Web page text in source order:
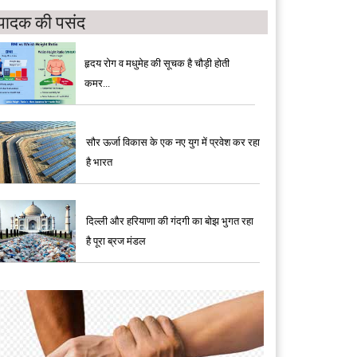
की पसंद
हृदय रोग व मधुमेह की सूचक है चौड़ी होती
कमर...
सौर ऊर्जा विकास के एक नए युग में प्रवेश कर रहा
है भारत
दिल्ली और हरियाणा की गंदगी का बोझ भुगत रहा
है पूरा ब्रज मंडल